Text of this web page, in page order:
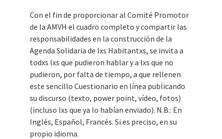
Con el fin de proporcionar al Comité Promotor
de la AMVH el cuadro completo y compartir las
responsabilidades en la construcción de la
Agenda Solidaria de lxs Habitantxs, se invita a
todxs lxs que pudieron hablar y a lxs que no
pudieron, por falta de tiempo, a que rellenen
este sencillo Cuestionario en línea publicando
su discurso (texto, power point, vídeo, fotos)
(incluso lxs que ya lo habían enviado). N.B.: En
Inglés, Español, Francés. Si es preciso, en su
propio idioma.